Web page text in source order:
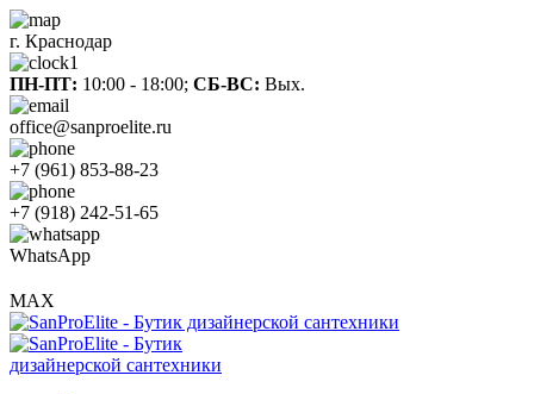
г. Краснодар
ПН-ПТ: 10:00 - 18:00; СБ-ВС: Вых.
office@sanproelite.ru
+7 (961) 853-88-23
+7 (918) 242-51-65
WhatsApp
MAX